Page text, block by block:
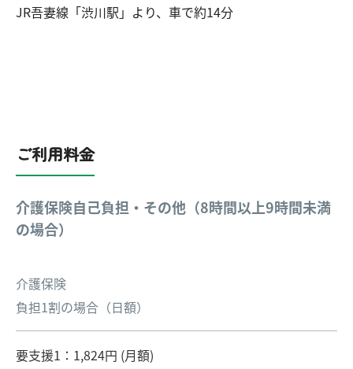
JR吾妻線「渋川駅」より、車で約14分
ご利用料金
介護保険自己負担・その他（8時間以上9時間未満
の場合）
介護保険
負担1割の場合（日額）
要支援1：1,824円 (月額)